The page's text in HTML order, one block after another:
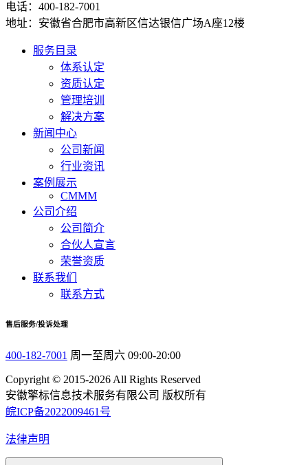
电话：400-182-7001
地址：安徽省合肥市高新区信达银信广场A座12楼
服务目录
体系认定
资质认定
管理培训
解决方案
新闻中心
公司新闻
行业资讯
案例展示
CMMM
公司介绍
公司简介
合伙人宣言
荣誉资质
联系我们
联系方式
售后服务/投诉处理
400-182-7001 周一至周六 09:00-20:00
Copyright © 2015-2026 All Rights Reserved
安徽擎标信息技术服务有限公司 版权所有
皖ICP备2022009461号
法律声明